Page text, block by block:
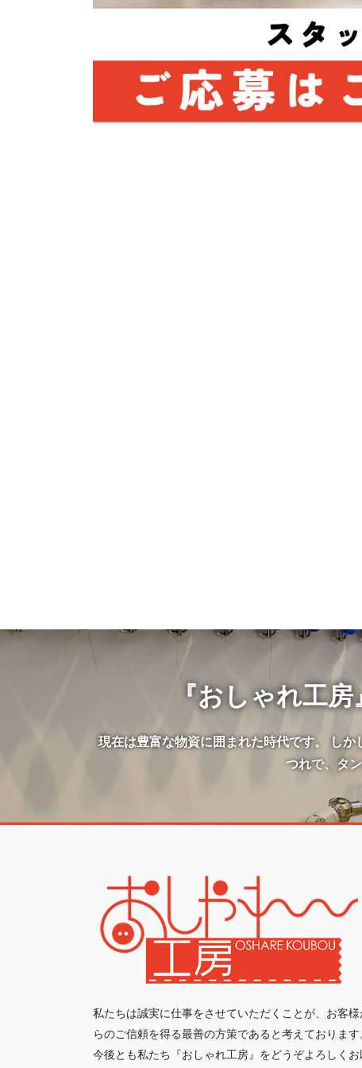
『おしゃれ工
現在は豊富な物資に囲まれた時代です。 し
つれで、タ
私たちは誠実に仕事をさせていただくことが、お客様
らのご信頼を得る最善の方策であると考えております
今後とも私たち『おしゃれ工房』をどうぞよろしくお